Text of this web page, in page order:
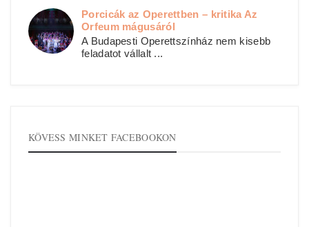
Porcicák az Operettben – kritika Az
Orfeum mágusáról
A Budapesti Operettszínház nem kisebb
feladatot vállalt ...
KÖVESS MINKET FACEBOOKON